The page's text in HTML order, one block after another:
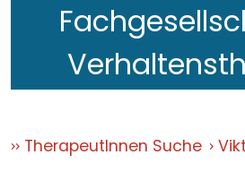
TherapeutInnen Suche